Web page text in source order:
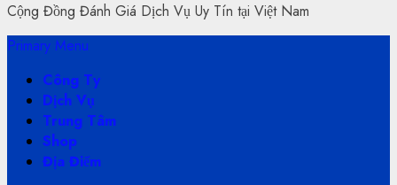
Cộng Đồng Đánh Giá Dịch Vụ Uy Tín tại Việt Nam
Primary Menu
Công Ty
Dịch Vụ
Trung Tâm
Shop
Địa Điểm